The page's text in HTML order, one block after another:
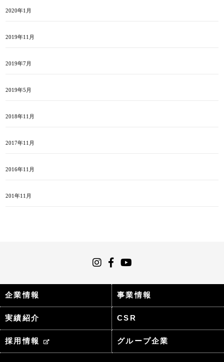
2020年1月
2019年11月
2019年7月
2019年5月
2018年11月
2017年11月
2016年11月
201年11月
企業情報 事業情報
実績紹介 CSR
採用情報 グループ企業